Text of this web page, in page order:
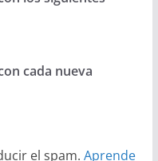
cada nueva
el spam. Aprende